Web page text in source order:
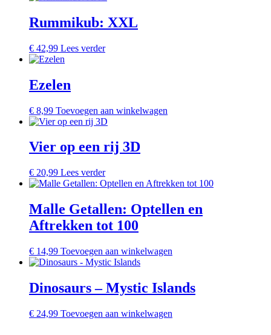
Rummikub: XXL
€ 42,99 Lees verder
Ezelen
€ 8,99 Toevoegen aan winkelwagen
Vier op een rij 3D
€ 20,99 Lees verder
Malle Getallen: Optellen en
Aftrekken tot 100
€ 14,99 Toevoegen aan winkelwagen
Dinosaurs – Mystic Islands
€ 24,99 Toevoegen aan winkelwagen